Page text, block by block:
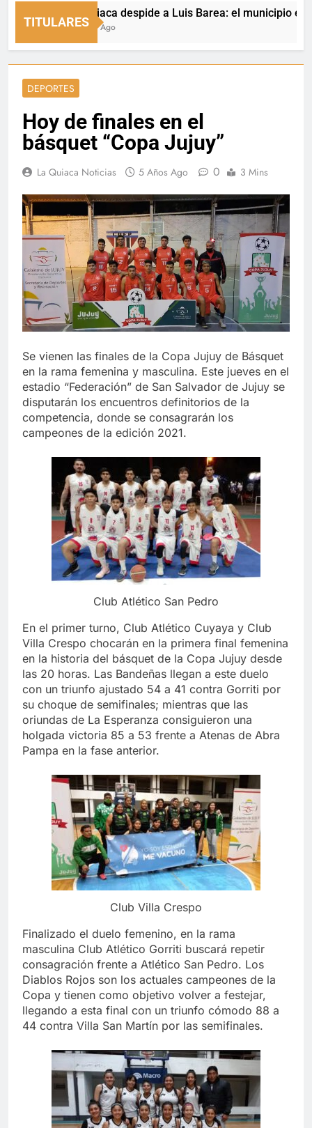
TITULARES
La Quiaca despide a Luis Barea: el municipio expresó
4 Horas Ago
DEPORTES
Hoy de finales en el
básquet “Copa Jujuy”
La Quiaca Noticias 5 Años Ago 0 3 Mins
Se vienen las finales de la Copa Jujuy de Básquet
en la rama femenina y masculina. Este jueves en el
estadio “Federación” de San Salvador de Jujuy se
disputarán los encuentros definitorios de la
competencia, donde se consagrarán los
campeones de la edición 2021.
Club Atlético San Pedro
En el primer turno, Club Atlético Cuyaya y Club
Villa Crespo chocarán en la primera final femenina
en la historia del básquet de la Copa Jujuy desde
las 20 horas. Las Bandeñas llegan a este duelo
con un triunfo ajustado 54 a 41 contra Gorriti por
su choque de semifinales; mientras que las
oriundas de La Esperanza consiguieron una
holgada victoria 85 a 53 frente a Atenas de Abra
Pampa en la fase anterior.
Club Villa Crespo
Finalizado el duelo femenino, en la rama
masculina Club Atlético Gorriti buscará repetir
consagración frente a Atlético San Pedro. Los
Diablos Rojos son los actuales campeones de la
Copa y tienen como objetivo volver a festejar,
llegando a esta final con un triunfo cómodo 88 a
44 contra Villa San Martín por las semifinales.